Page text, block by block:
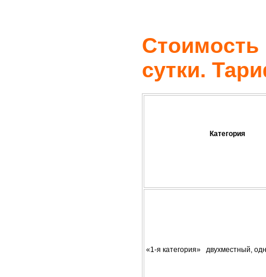
Стоимость
сутки.
Категория
«1-я категория» двухместный,